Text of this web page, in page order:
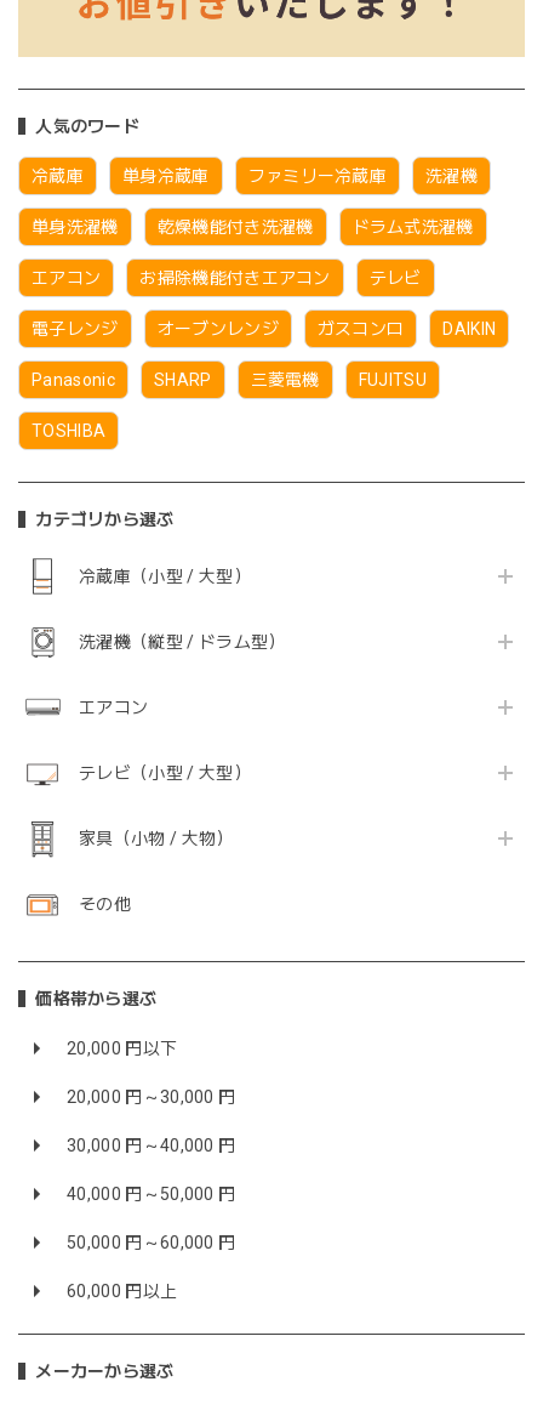
人気のワード
冷蔵庫 単身冷蔵庫 ファミリー冷蔵庫 洗濯機
単身洗濯機 乾燥機能付き洗濯機 ドラム式洗濯機
エアコン お掃除機能付きエアコン テレビ
電子レンジ オーブンレンジ ガスコンロ DAIKIN
Panasonic SHARP 三菱電機 FUJITSU
TOSHIBA
カテゴリから選ぶ
冷蔵庫（小型 / 大型）
洗濯機（縦型 / ドラム型）
エアコン
テレビ（小型 / 大型）
家具（小物 / 大物）
その他
価格帯から選ぶ
20,000 円以下
20,000 円～30,000 円
30,000 円～40,000 円
40,000 円～50,000 円
50,000 円～60,000 円
60,000 円以上
メーカーから選ぶ